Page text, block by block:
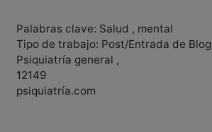
Palabras clave: Salud , mental
Tipo de trabajo: Post/Entrada de Blog
Psiquiatría general ,
12149
psiquiatría.com